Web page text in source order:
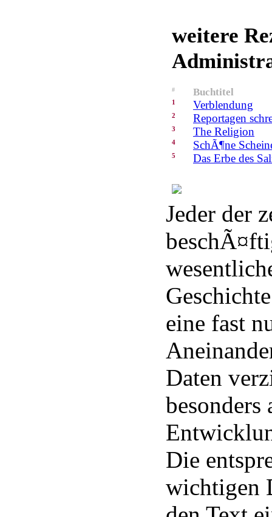
weitere
# Buchtitel
1 Verblendung
2 Reportagen
3 The Religion
4 SchÃ¶ne
5 Das Erbe des
Jeder der
eine fast
Daten
Die
wichtigen